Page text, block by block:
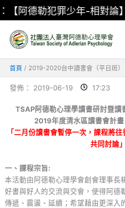
德勒犯罪少年-相對論】
跳
至
首頁 2019-2020台中讀書會（平日班）
發佈： 2019-06-19 17:23
TSAP阿德勒心理學讀書研討暨讀
2019年度清水區讀書會計畫
「二月份讀書會暫停一次，課程將
共同討論」
一、課程宗旨:
本活動由阿德勒心理學會創會理事長
好書與好人的交流與交會，使得阿德
傳遞、震盪、延續；希望藉由更深入